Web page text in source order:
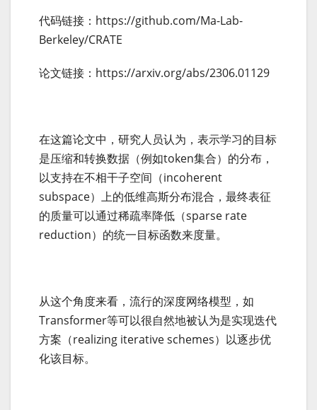
代码链接：https://github.com/Ma-Lab-
Berkeley/CRATE
论文链接：https://arxiv.org/abs/2306.01129
在这篇论文中，研究人员认为，表示学习的目标
是压缩和转换数据（例如token集合）的分布，
以支持在不相干子空间（incoherent
subspace）上的低维高斯分布混合，最终表征
的质量可以通过稀疏率降低（sparse rate
reduction）的统一目标函数来度量。
从这个角度来看，流行的深度网络模型，如
Transformer等可以很自然地被认为是实现迭代
方案（realizing iterative schemes）以逐步优
化该目标。